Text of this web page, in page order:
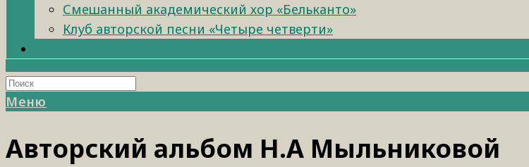
Смешанный академический хор «Бельканто»
Клуб авторской песни «Четыре четверти»
Меню
Авторский альбом Н.А Мыльниковой